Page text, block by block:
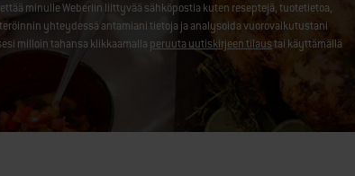
minulle Weberiin liittyvää sähköpostia kuten reseptejä, tuotetietoa,
yhteydessä antamiani tietoja ja analysoida vuorovaikutustani
milloin tahansa klikkaamalla peruuta uutiskirjeen tilaustai käyttämällä